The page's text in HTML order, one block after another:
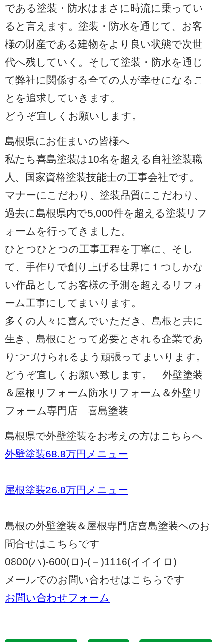
である塗装・防水はまさに時流に乗ってい
ると言えます。塗装・防水を通じて、お客
様の財産である建物をより良い状態で次世
代へ残していく。そして塗装・防水を通じ
て弊社に関係する全ての人が幸せになるこ
とを追求していきます。
どうぞ宜しくお願いします。
島根県にお住まいの皆様へ
私たち喜島塗装は10名を超える自社塗装職
人、国家資格塗装技能士の工事会社です。
マナーにこだわり、塗装品質にこだわり、
過去に島根県内で5,000件を超える塗装リフ
ォームを行ってきました。
ひとつひとつの工事工程を丁寧に、そし
て、手作りで創り上げる世界に１つしかな
い作品としてお客様の予測を超えるリフォ
ーム工事にしてまいります。
多くの人々に喜んでいただき、島根と共に
生き、島根にとって必要とされる企業であ
りつづけられるよう頑張ってまいります。
どうぞ宜しくお願い致します。 外壁塗装
＆屋根リフォーム防水リフォーム＆外壁リ
フォーム専門店 喜島塗装
島根県で外壁塗装をお考えの方はこちらへ
外壁塗装68.8万円メニュー
屋根塗装26.8万円メニュー
島根の外壁塗装＆屋根専門店喜島塗装へのお
問合せはこちらです
0800(ハ)-600(ロ)-(－)1116(イイイロ)
メールでのお問い合わせはこちらです
お問い合わせフォーム